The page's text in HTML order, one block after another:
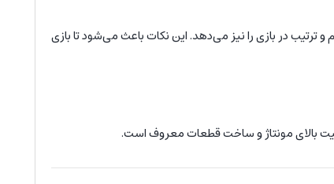
ترتیب در بازی را نیز می‌دهد. این نکات باعث می‌شود تا بازی
بالای مونتاژ و ساخت قطعات معروف است.